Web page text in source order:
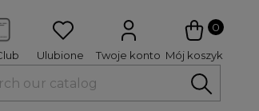
0
Mój koszyk
Twoje konto
Ulubione